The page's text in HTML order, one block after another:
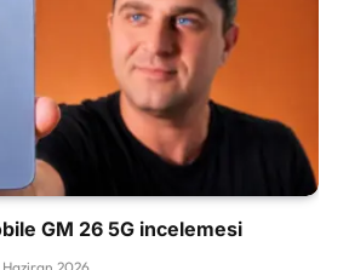
GM 26 5G incelemesi